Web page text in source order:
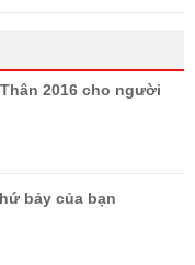
2016 cho người
bảy của bạn